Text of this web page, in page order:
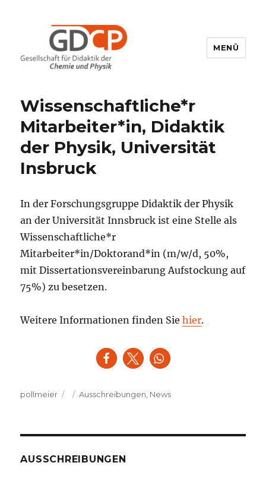
MENÜ
Wissenschaftliche*r
Mitarbeiter*in, Didaktik
der Physik, Universität
Insbruck
In der Forschungsgruppe Didaktik der Physik
an der Universität Innsbruck ist eine Stelle als
Wissenschaftliche*r
Mitarbeiter*in/Doktorand*in (m/w/d, 50%,
mit Dissertationsvereinbarung Aufstockung auf
75%) zu besetzen.
Weitere Informationen finden Siehier.
Autor
pollmeier
Veröffentlicht
Kategorien
Ausschreibungen News
AUSSCHREIBUNGEN